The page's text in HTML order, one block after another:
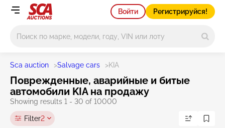
Войти Регистрируйся!
Sca auction >Salvage cars >KIA
Поврежденные, аварийные и битые
автомобили KIA на продажу
Showing results 1 - 30 of 10000
Filter2